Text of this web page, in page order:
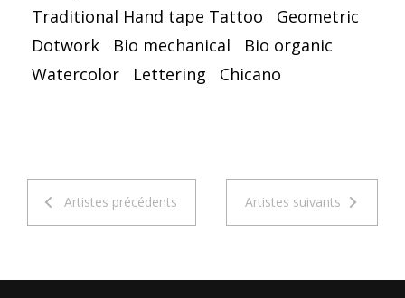
Traditional Hand tape Tattoo
Geometric
Dotwork
Bio mechanical
Bio organic
Watercolor
Lettering Chicano
Artistes précédents Artistes suivants